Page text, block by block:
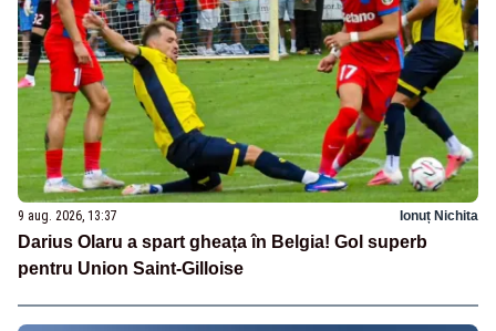
9 aug. 2026, 13:37 Ionuț Nichita
Darius Olaru a spart gheața în Belgia! Gol superb
pentru Union Saint-Gilloise